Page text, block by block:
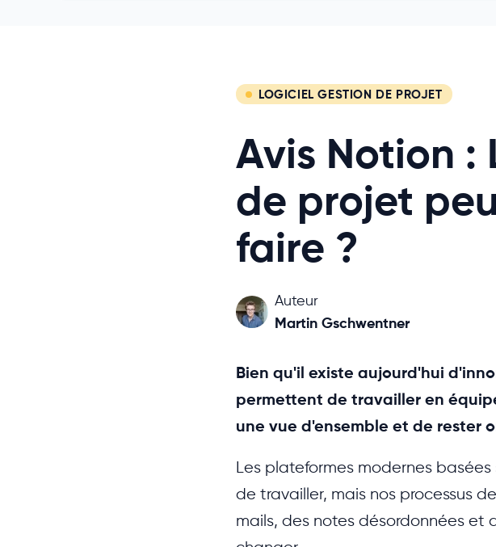
LOGICIEL GESTION DE PROJET
Avis Notion :
de projet
faire ?
Auteur
Martin Gschwentner
Bien qu'il existe aujourd'hui
permettent de travailler en
une vue d'ensemble et de rester
Les plateformes modernes
de travailler, mais nos processus
mails, des notes désordonnées et